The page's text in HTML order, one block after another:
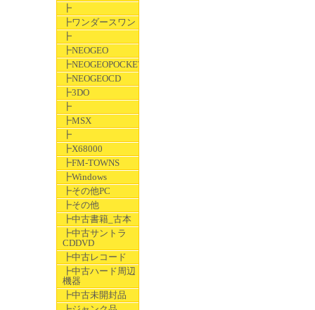
┣
┣ワンダースワン
┣
┣NEOGEO
┣NEOGEOPOCKET
┣NEOGEOCD
┣3DO
┣
┣MSX
┣
┣X68000
┣FM-TOWNS
┣Windows
┣その他PC
┣その他
┣中古書籍_古本
┣中古サントラ
CDDVD
┣中古レコード
┣中古ハード周辺
機器
┣中古未開封品